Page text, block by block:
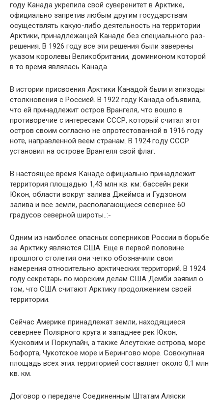
году Канада укрепила свой суверенитет в Арктике,
официально запретив любым другим государствам
осуществлять ка­кую-либо деятельность на территории
Арктики, принадлежащей Канаде без специального раз­
решения. В 1926 году все эти решения были за­верены
указом королевы Великобритании, до­минионом которой
в то время являлась Канада.
В истории присвоения Арктики Канадой бы­ли и эпизоды
столкновения с Россией. В 1922 году Канада объявила,
что ей принадлежит ост­ров Врангеля, что вошло в
противоречие с ин­тересами СССР, который считал этот
остров своим согласно не опротестованной в 1916 го­ду
ноте, направленной веем странам. В 1924 го­ду СССР
установил на острове Врангеля свой флаг.
В настоящее время Канаде официально при­надлежит
территория площадью 1,43 млн кв. км: бассейн реки
Юкон, области вокруг залива Джеймса и Гудзоном
залива и все земли, распо­лагающиеся севернее 60
градусов северной ши­роты..:-
Одним из наиболее опасных соперников России в борьбе
за Арктику являются США. Еще в первой половине
прошлого столетия они четко обозначили свои
намерения относительно арктических территорий. В 1924
году секретарь по морским делам США Демби заявил о
том, что США считают Арктику продолжением своей
территории.
Сейчас Америке принадлежат земли, находя­щиеся
севернее Полярного круга и западнее рек Юкон,
Кусковим и Поркупайн, а также Алеут­ские острова, море
Бофорта, Чукотское море и Берингово море. Совокупная
площадь всех этих территорией составляет около 0,1 млн
кв. км.
Договор о передаче Соединенным Штатам Аляски